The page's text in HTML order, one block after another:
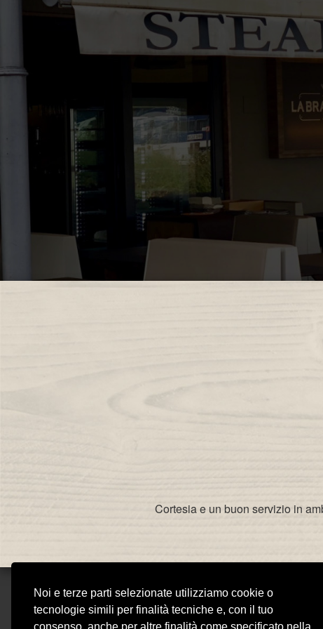
Noi e terze parti selezionate utilizziamo cookie o
tecnologie simili per finalità tecniche e, con il tuo
consenso, anche per altre finalità come specificato nella
Cortesia e un buon servizio in